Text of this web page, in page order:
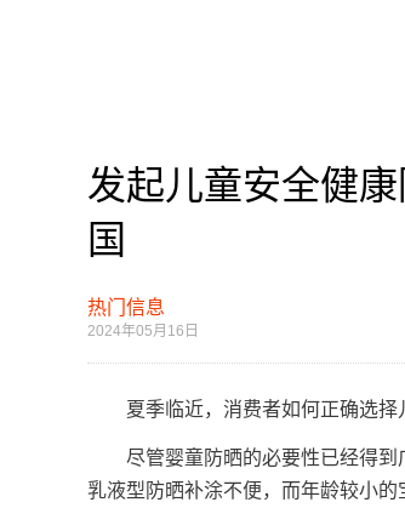
发起儿童安全健
国
热门信息
2024年05月16日
夏季临近，消费者如何正确选择
尽管婴童防晒的必要性已经得到广
乳液型防晒补涂不便，而年龄较小